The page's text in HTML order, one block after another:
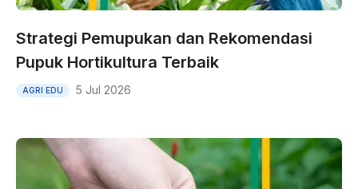
Strategi Pemupukan dan Rekomendasi
Pupuk Hortikultura Terbaik
AGRI EDU 5 Jul 2026